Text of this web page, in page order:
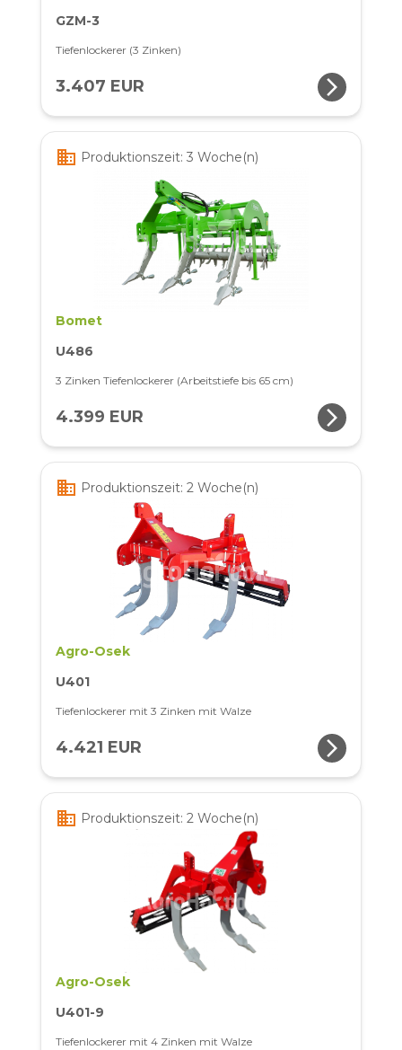
GZM-3
Tiefenlockerer (3 Zinken)
3.407 EUR arrow_forward_ios
business Produktionszeit: 3 Woche(n)
Bomet
U486
3 Zinken Tiefenlockerer (Arbeitstiefe bis 65 cm)
4.399 EUR arrow_forward_ios
business Produktionszeit: 2 Woche(n)
Agro-Osek
U401
Tiefenlockerer mit 3 Zinken mit Walze
4.421 EUR arrow_forward_ios
business Produktionszeit: 2 Woche(n)
Agro-Osek
U401-9
Tiefenlockerer mit 4 Zinken mit Walze